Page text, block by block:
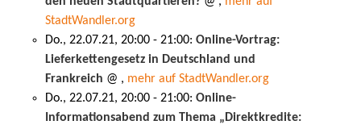
StadtWandler.org
Do., 22.07.21, 20:00 - 21:00: Online-Vortrag:
Lieferkettengesetz in Deutschland und
Frankreich @ , mehr auf StadtWandler.org
Do., 22.07.21, 20:00 - 21:00: Online-
Informationsabend zum Thema „Direktkredite: